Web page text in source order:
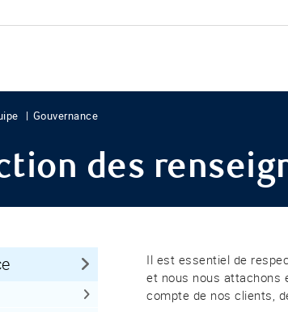
Gouvernance
des
Il est essentiel de
et nous nous attachons
compte de nos clients,